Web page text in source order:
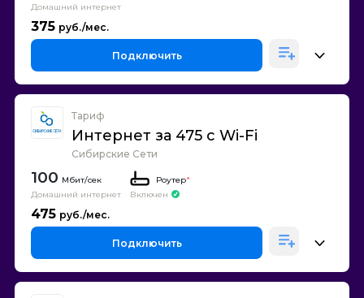
Домашний интернет
375
Подключить
Тариф
Интернет за 475 с Wi-Fi
Сибирские Сети
100
Домашний интернет
Роутер*
Включен
475
Подключить